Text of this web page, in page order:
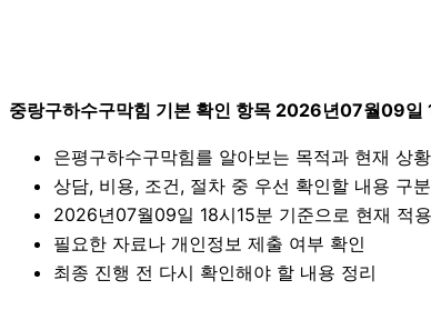
중랑구하수구막힘 기본 확인 항목 2026년07월09일
은평구하수구막힘를 알아보는 목적과 현재 상
상담, 비용, 조건, 절차 중 우선 확인할 내용 구분
2026년07월09일 18시15분 기준으로 현재 적
필요한 자료나 개인정보 제출 여부 확인
최종 진행 전 다시 확인해야 할 내용 정리